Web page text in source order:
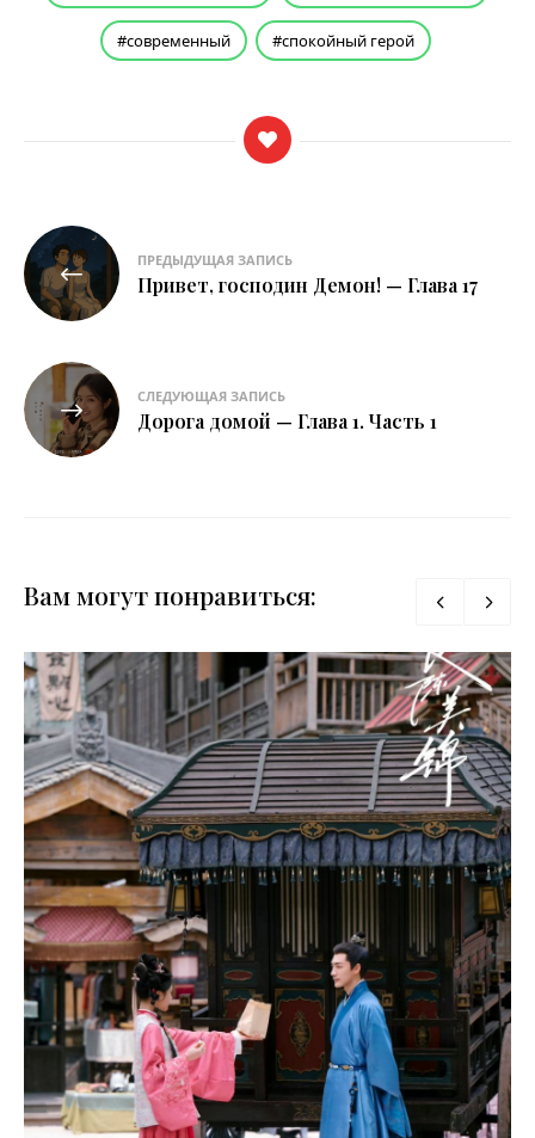
современный спокойный герой
Навигация
по
записям
ПРЕДЫДУЩАЯ ЗАПИСЬ
Привет, господин Демон! — Глава 17
СЛЕДУЮЩАЯ ЗАПИСЬ
Дорога домой — Глава 1. Часть 1
Вам могут понравиться: